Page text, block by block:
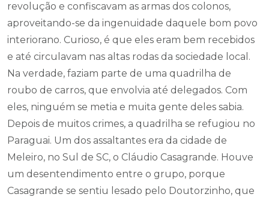
revolução e confiscavam as armas dos colonos,
aproveitando-se da ingenuidade daquele bom povo
interiorano. Curioso, é que eles eram bem recebidos
e até circulavam nas altas rodas da sociedade local.
Na verdade, faziam parte de uma quadrilha de
roubo de carros, que envolvia até delegados. Com
eles, ninguém se metia e muita gente deles sabia.
Depois de muitos crimes, a quadrilha se refugiou no
Paraguai. Um dos assaltantes era da cidade de
Meleiro, no Sul de SC, o Cláudio Casagrande. Houve
um desentendimento entre o grupo, porque
Casagrande se sentiu lesado pelo Doutorzinho, que